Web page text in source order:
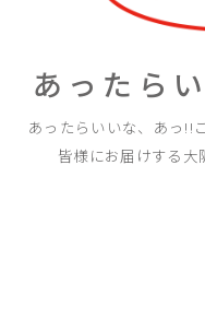
あったら
あったらいいな、あっ!!
皆様にお届けする大